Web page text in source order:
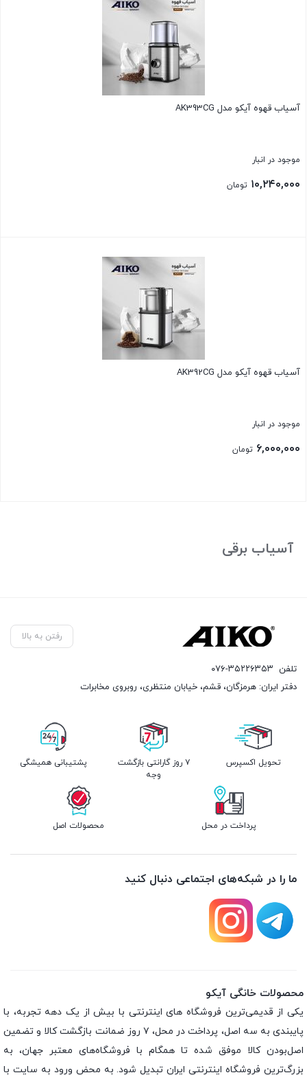
آسیاب قهوه آیکو مدل AK393CG
موجود در انبار
۱۰,۲۴۰,۰۰۰ تومان
آسیاب قهوه آیکو مدل AK392CG
موجود در انبار
۶,۰۰۰,۰۰۰ تومان
آسیاب برقی
رفتن به بالا
تلفن ۰۷۶-۳۵۲۲۶۳۵۳
دفتر ایران: هرمزگان، قشم، خیابان منتظری، روبروی مخابرات
تحویل اکسپرس
۷ روز گارانتی بازگشت
وجه
پشتیبانی همیشگی
پرداخت در محل محصولات اصل
ما را در شبکه‌های اجتماعی دنبال کنید
محصولات خانگی آیکو
یکی از قدیمی‌ترین فروشگاه های اینترنتی با بیش از یک دهه تجربه، با
پایبندی به سه اصل، پرداخت در محل، ۷ روز ضمانت بازگشت کالا و تضمین
اصل‌بودن کالا موفق شده تا همگام با فروشگاه‌های معتبر جهان، به
بزرگ‌ترین فروشگاه اینترنتی ایران تبدیل شود. به محض ورود به سایت با